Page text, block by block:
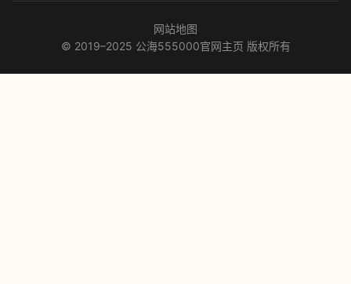
网站地图
© 2019–2025 公海555000官网主页 版权所有